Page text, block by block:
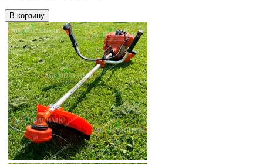
В корзину